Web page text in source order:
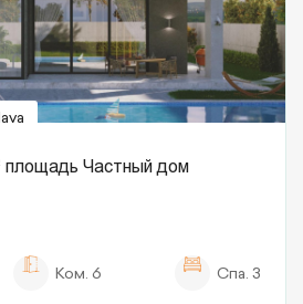
площадь Частный дом
Ком. 6 Спа. 3